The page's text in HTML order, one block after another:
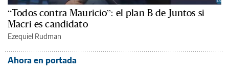
“Todos contra Mauricio”: el plan B de Juntos si
Macri es candidato
Ezequiel Rudman
Ahora en portada